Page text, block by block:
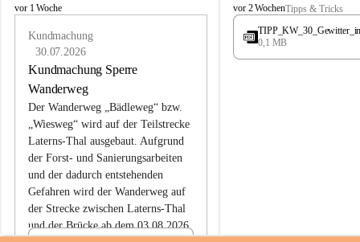
L
vor 1 Woche
Kundmachung
30.07.2026
Kundmachung Sperre
Wanderweg
Der Wanderweg „Bädleweg“ bzw.
„Wiesweg“ wird auf der Teilstrecke
Laterns-Thal ausgebaut. Aufgrund
der Forst- und Sanierungsarbeiten
und der dadurch entstehenden
Gefahren wird der Wanderweg auf
der Strecke zwischen Laterns-Thal
und der Brücke ab dem 03.08.2026
L
a
e
vor 2 WochenTipps & Tricks
0,1 MB